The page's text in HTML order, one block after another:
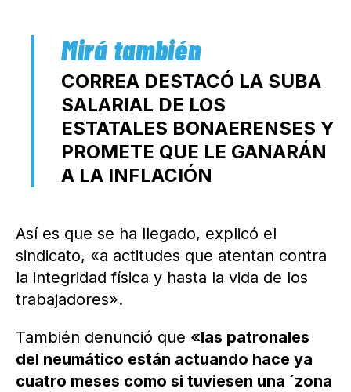
CORREA DESTACÓ LA SUBA
SALARIAL DE LOS
ESTATALES BONAERENSES Y
PROMETE QUE LE GANARÁN
A LA INFLACIÓN
Así es que se ha llegado, explicó el
sindicato, «a actitudes que atentan contra
la integridad física y hasta la vida de los
trabajadores».
También denunció que «las patronales
del neumático están actuando hace ya
cuatro meses como si tuviesen una ´zona